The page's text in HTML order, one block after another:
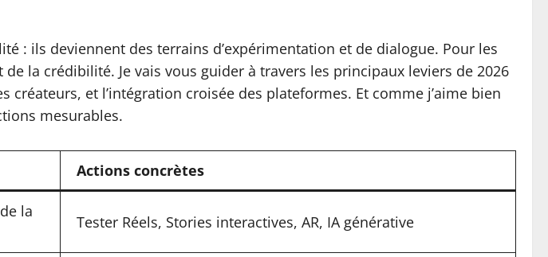
: ils deviennent des terrains d’expérimentation et de dialogue. Pour les
la crédibilité. Je vais vous guider à travers les principaux leviers de 2026
et l’intégration croisée des plateformes. Et comme j’aime bien
mesurables.
Actions concrètes
la
Tester Réels, Stories interactives, AR, IA générative